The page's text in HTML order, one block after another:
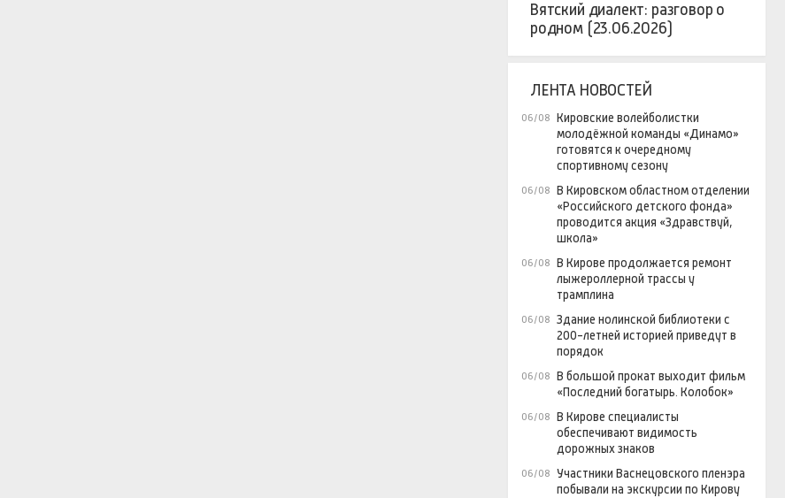
Вятский диалект: разговор о
родном (23.06.2026)
ЛЕНТА НОВОСТЕЙ
06/08 Кировские волейболистки
молодёжной команды «Динамо»
готовятся к очередному
спортивному сезону
06/08 В Кировском областном отделении
«Российского детского фонда»
проводится акция «Здравствуй,
школа»
06/08 В Кирове продолжается ремонт
лыжероллерной трассы у
трамплина
06/08 Здание нолинской библиотеки с
200-летней историей приведут в
порядок
06/08 В большой прокат выходит фильм
«Последний богатырь. Колобок»
06/08 В Кирове специалисты
обеспечивают видимость
дорожных знаков
06/08 Участники Васнецовского пленэра
побывали на экскурсии по Кирову